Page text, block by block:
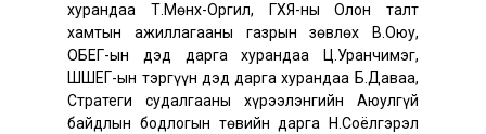
хурандаа Т.Мөнх-Оргил, ГХЯ-ны Олон талт
хамтын ажиллагааны газрын зөвлөх В.Оюу,
ОБЕГ-ын дэд дарга хурандаа Ц.Уранчимэг,
ШШЕГ-ын тэргүүн дэд дарга хурандаа Б.Даваа,
Стратеги судалгааны хүрээлэнгийн Аюулгүй
байдлын бодлогын төвийн дарга Н.Соёлгэрэл